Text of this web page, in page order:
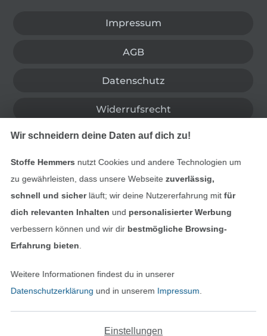
Impressum
AGB
Datenschutz
Widerrufsrecht
Kontakt
Finde mehr Inspiration
Wir schneidern deine Daten auf dich zu!
Stoffe Hemmers nutzt Cookies und andere Technologien um
zu gewährleisten, dass unsere Webseite zuverlässig,
schnell und sicherläuft; wir deine Nutzererfahrung mitfür
dich relevanten Inhalten und personalisierter Werbung
verbessern können und wir dir bestmögliche Browsing-
Erfahrung bieten
Weitere Informationen findest du in unserer
Datenschutzerklärung und in unserem Impressum
Einstellungen